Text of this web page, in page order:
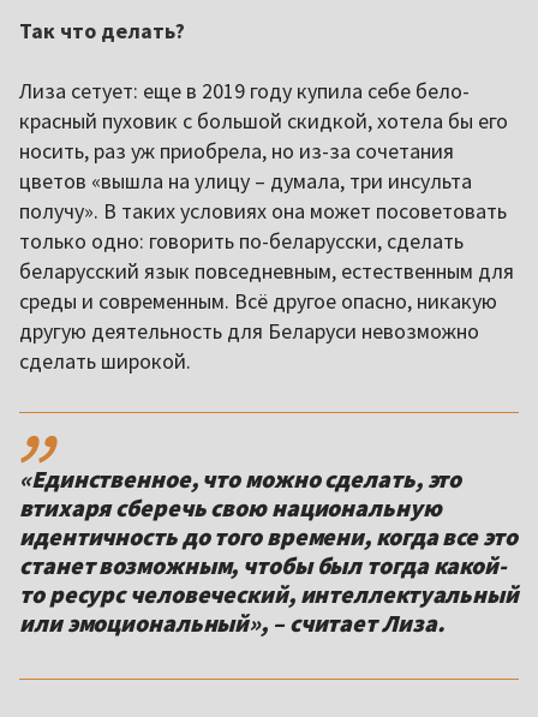
Так что делать?
Лиза сетует: еще в 2019 году купила себе бело-
красный пуховик с большой скидкой, хотела бы его
носить, раз уж приобрела, но из-за сочетания
цветов «вышла на улицу – думала, три инсульта
получу». В таких условиях она может посоветовать
только одно: говорить по-беларусски, сделать
беларусский язык повседневным, естественным для
среды и современным. Всё другое опасно, никакую
другую деятельность для Беларуси невозможно
сделать широкой.
,,
«Единственное, что можно сделать, это
втихаря сберечь свою национальную
идентичность до того времени, когда все это
станет возможным, чтобы был тогда какой-
то ресурс человеческий, интеллектуальный
или эмоциональный», – считает Лиза.